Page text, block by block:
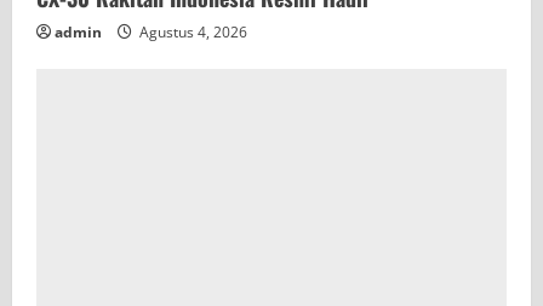
admin Agustus 4, 2026